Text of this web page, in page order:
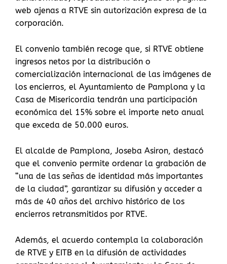
web ajenas a RTVE sin autorización expresa de la
corporación.
El convenio también recoge que, si RTVE obtiene
ingresos netos por la distribución o
comercialización internacional de las imágenes de
los encierros, el Ayuntamiento de Pamplona y la
Casa de Misericordia tendrán una participación
económica del 15% sobre el importe neto anual
que exceda de 50.000 euros.
El alcalde de Pamplona, Joseba Asiron, destacó
que el convenio permite ordenar la grabación de
“una de las señas de identidad más importantes
de la ciudad”, garantizar su difusión y acceder a
más de 40 años del archivo histórico de los
encierros retransmitidos por RTVE.
Además, el acuerdo contempla la colaboración
de RTVE y EITB en la difusión de actividades